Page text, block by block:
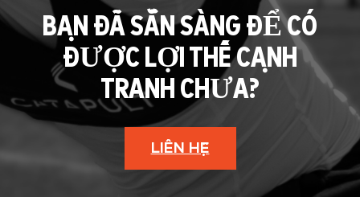
BẠN ĐÃ SẴN SÀNG ĐỂ CÓ
ĐƯỢC LỢI THẾ CẠNH
TRANH CHƯA?
LIÊN HỆ